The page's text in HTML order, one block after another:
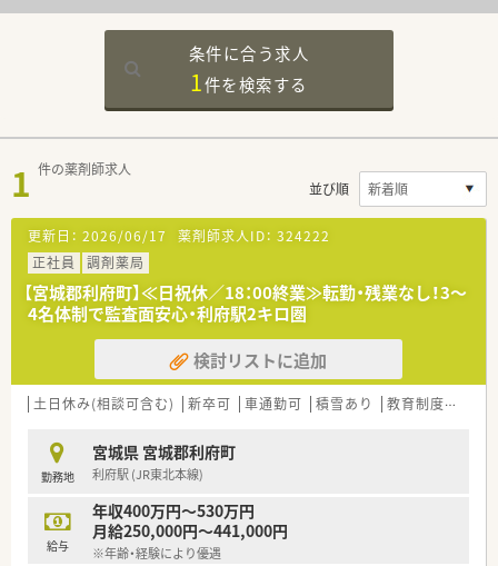
条件に合う求人
1件を検索する
1 件の薬剤師求人
並び順
更新日： 2026/06/17 薬剤師求人ID： 324222
正社員
調剤薬局
【宮城郡利府町】≪日祝休／18：00終業≫転勤・残業なし！3～
4名体制で監査面安心・利府駅2キロ圏
検討リストに追加
土日休み(相談可含む) 新卒可 車通勤可 積雪あり 教育制度あり
勤務地
宮城県 宮城郡利府町
利府駅 (JR東北本線)
給与
年収400万円～530万円
月給250,000円～441,000円
※年齢・経験により優遇